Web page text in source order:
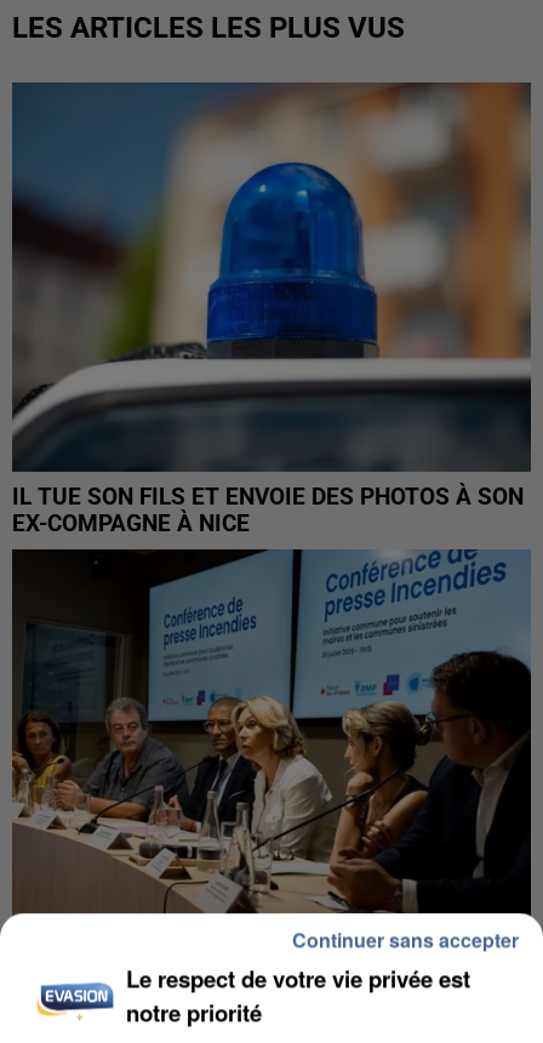
LES ARTICLES LES PLUS VUS
IL TUE SON FILS ET ENVOIE DES PHOTOS À SON
EX-COMPAGNE À NICE
INCENDIES : L’ÎLE-DE-FRANCE LANCE UN ÉLAN
DE SOLIDARITÉ AVEC LES...
Le respect de votre vie privée est
notre priorité
Continuer sans accepter